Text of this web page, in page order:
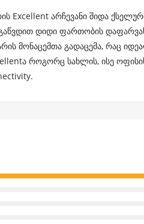
Excellent არჩევანი შიდა
გაწვდით დიდი ფართობის
მონაცემთა გადაცემა, რაც
როგორც სახლის, ისე